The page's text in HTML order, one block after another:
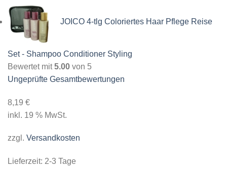
JOICO 4-tlg Coloriertes Haar Pflege Reise
Set - Shampoo Conditioner Styling
Bewertet mit5.00 von 5
Ungeprüfte Gesamtbewertungen
8,19 €
inkl. 19 % MwSt.
zzgl. Versandkosten
Lieferzeit: 2-3 Tage